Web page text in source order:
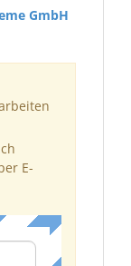
GmbH
E-